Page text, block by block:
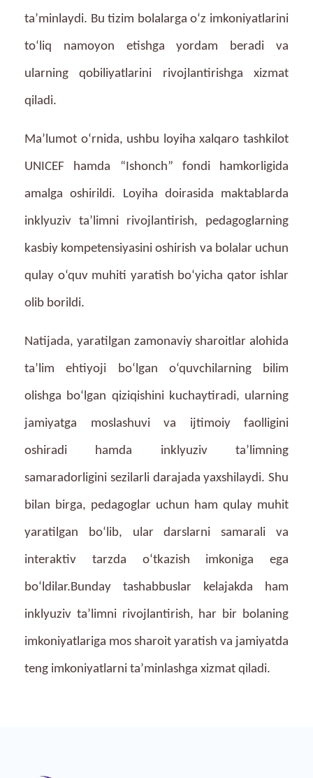
ta’minlaydi. Bu tizim bolalarga o‘z imkoniyatlarini
to‘liq namoyon etishga yordam beradi va
ularning qobiliyatlarini rivojlantirishga xizmat
qiladi.
Ma’lumot o‘rnida, ushbu loyiha xalqaro tashkilot
UNICEF hamda “Ishonch” fondi hamkorligida
amalga oshirildi. Loyiha doirasida maktablarda
inklyuziv ta’limni rivojlantirish, pedagoglarning
kasbiy kompetensiyasini oshirish va bolalar uchun
qulay o‘quv muhiti yaratish bo‘yicha qator ishlar
olib borildi.
Natijada, yaratilgan zamonaviy sharoitlar alohida
ta’lim ehtiyoji bo‘lgan o‘quvchilarning bilim
olishga bo‘lgan qiziqishini kuchaytiradi, ularning
jamiyatga moslashuvi va ijtimoiy faolligini
oshiradi hamda inklyuziv ta’limning
samaradorligini sezilarli darajada yaxshilaydi. Shu
bilan birga, pedagoglar uchun ham qulay muhit
yaratilgan bo‘lib, ular darslarni samarali va
interaktiv tarzda o‘tkazish imkoniga ega
bo‘ldilar.Bunday tashabbuslar kelajakda ham
inklyuziv ta’limni rivojlantirish, har bir bolaning
imkoniyatlariga mos sharoit yaratish va jamiyatda
teng imkoniyatlarni ta’minlashga xizmat qiladi.